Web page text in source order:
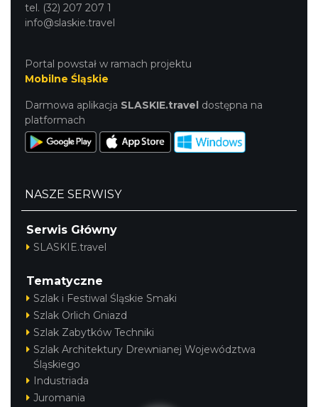
tel. (32) 207 207 1
info@slaskie.travel
Portal powstał w ramach projektu
Mobilne Śląskie
Darmowa aplikacja SLASKIE.travel dostępna na
platformach
NASZE SERWISY
Serwis Główny
SLASKIE.travel
Tematyczne
Szlak i Festiwal Śląskie Smaki
Szlak Orlich Gniazd
Szlak Zabytków Techniki
Szlak Architektury Drewnianej Województwa
Śląskiego
Industriada
Juromania